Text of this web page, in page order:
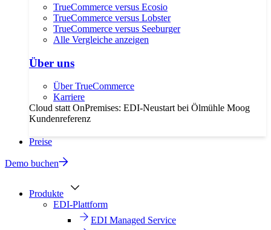
TrueCommerce versus Ecosio
TrueCommerce versus Lobster
TrueCommerce versus Seeburger
Alle Vergleiche anzeigen
Über uns
Über TrueCommerce
Karriere
Cloud statt OnPremises: EDI-Neustart bei Ölmühle Moog
Kundenreferenz
Preise
Demo buchen
Produkte
EDI-Plattform
EDI Managed Service